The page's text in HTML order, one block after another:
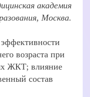
академия
Москва.
возраста при
ЖКТ; влияние
состав